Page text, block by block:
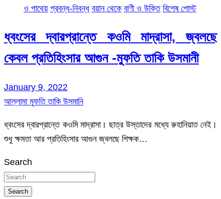
ও পাথেয় প্রবন্ধ-নিবন্ধ বয়ান থেকে বাণী ও উক্তি বিশেষ পোস্ট
ধ্বংসের দ্বারপ্রান্তে কওমি মাদ্রাসা, জ্বলছে
কেবল প্রতিহিংসার আগুন -মুফতি তাকি উসমানী
January 9, 2022
আল্লামা মুফতি তাকি উসমানি
ধ্বংসের দ্বারপ্রান্তে কওমি মাদ্রাসা। ছাত্র উস্তাদের মধ্যে রুহানিয়াত নেই।
শুধু ক্ষমতা আর প্রতিহিংসার আগুন জ্বলছে শিক্ষক…
Search
Search